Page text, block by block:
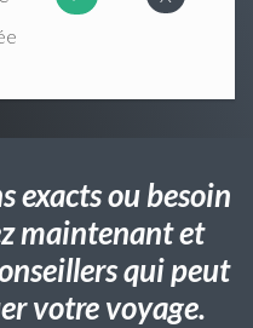
exacts ou besoin
maintenant et
qui peut
votre voyage.